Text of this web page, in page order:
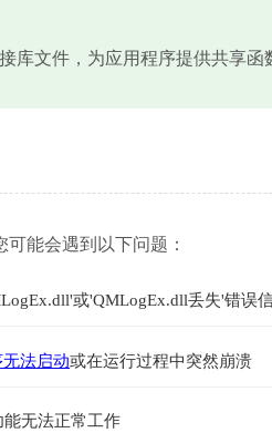
库文件，为应用程序提供共享函
能会遇到以下问题：
或'QMLogEx.dll丢失'错误
法启动或在运行过程中突然崩溃
能无法正常工作